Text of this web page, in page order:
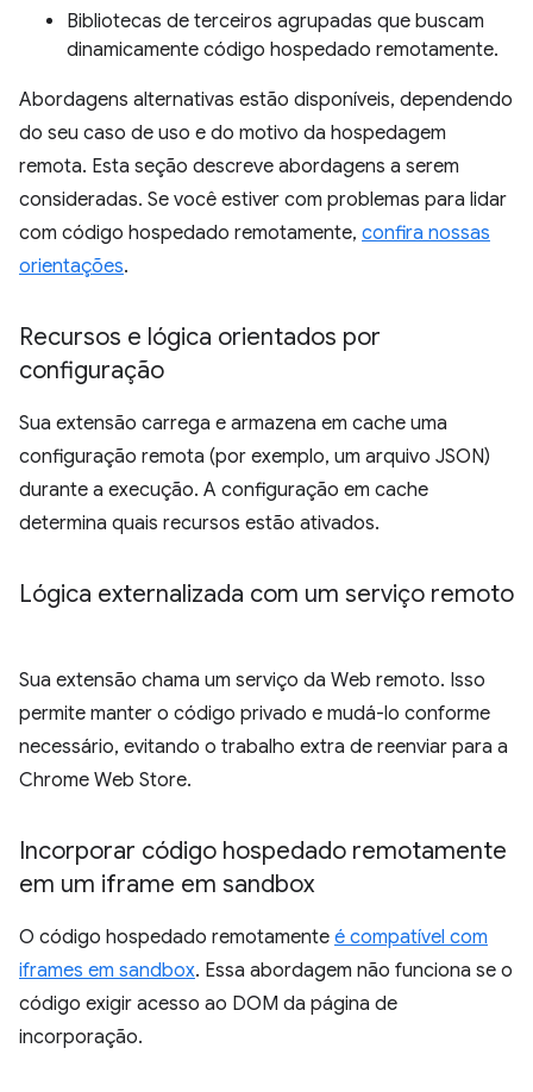
Bibliotecas de terceiros agrupadas que buscam
dinamicamente código hospedado remotamente.
Abordagens alternativas estão disponíveis, dependendo
do seu caso de uso e do motivo da hospedagem
remota. Esta seção descreve abordagens a serem
consideradas. Se você estiver com problemas para lidar
com código hospedado remotamente, confira nossas
orientações.
Recursos e lógica orientados por
configuração
Sua extensão carrega e armazena em cache uma
configuração remota (por exemplo, um arquivo JSON)
durante a execução. A configuração em cache
determina quais recursos estão ativados.
Lógica externalizada com um serviço remoto
Sua extensão chama um serviço da Web remoto. Isso
permite manter o código privado e mudá-lo conforme
necessário, evitando o trabalho extra de reenviar para a
Chrome Web Store.
Incorporar código hospedado remotamente
em um iframe em sandbox
O código hospedado remotamente é compatível com
iframes em sandbox. Essa abordagem não funciona se o
código exigir acesso ao DOM da página de
incorporação.